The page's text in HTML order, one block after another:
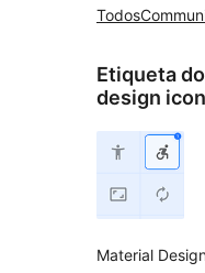
Todos
Etiqueta
design
Material